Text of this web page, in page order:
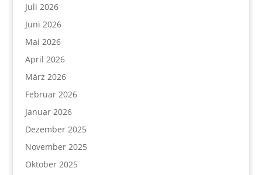
Juli 2026
Juni 2026
Mai 2026
April 2026
März 2026
Februar 2026
Januar 2026
Dezember 2025
November 2025
Oktober 2025